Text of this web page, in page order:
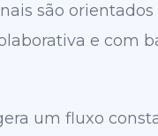
são
e com
um fluxo